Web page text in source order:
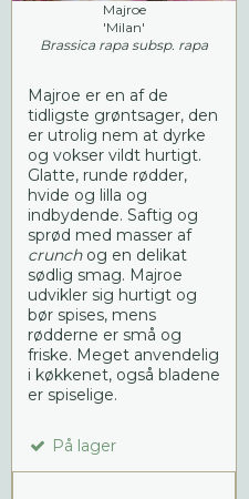
Majroe
'Milan'
Brassica rapa subsp. rapa
Majroe er en af de
tidligste grøntsager, den
er utrolig nem at dyrke
og vokser vildt hurtigt.
Glatte, runde rødder,
hvide og lilla og
indbydende. Saftig og
sprød med masser af
crunchog en delikat
sødlig smag. Majroe
udvikler sig hurtigt og
bør spises, mens
rødderne er små og
friske. Meget anvendelig
i køkkenet, også bladene
er spiselige.
På lager